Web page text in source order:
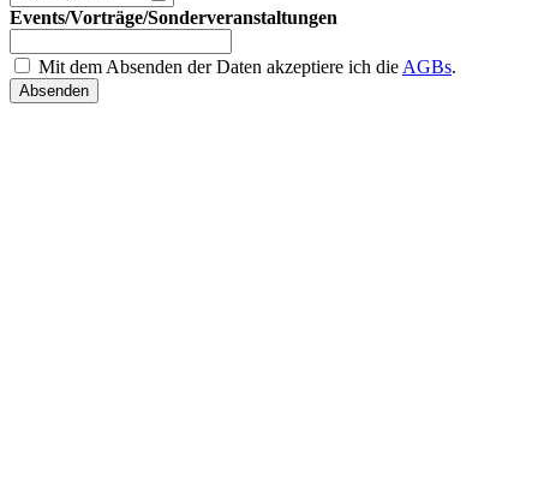
Events/Vorträge/Sonderveranstaltungen
Mit dem Absenden der Daten akzeptiere ich die AGBs.
Absenden